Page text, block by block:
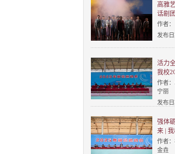
高雅
话剧
作者：
发布
活力
我校
作者
宁丽
发布
强体
来 |
作者
金垚